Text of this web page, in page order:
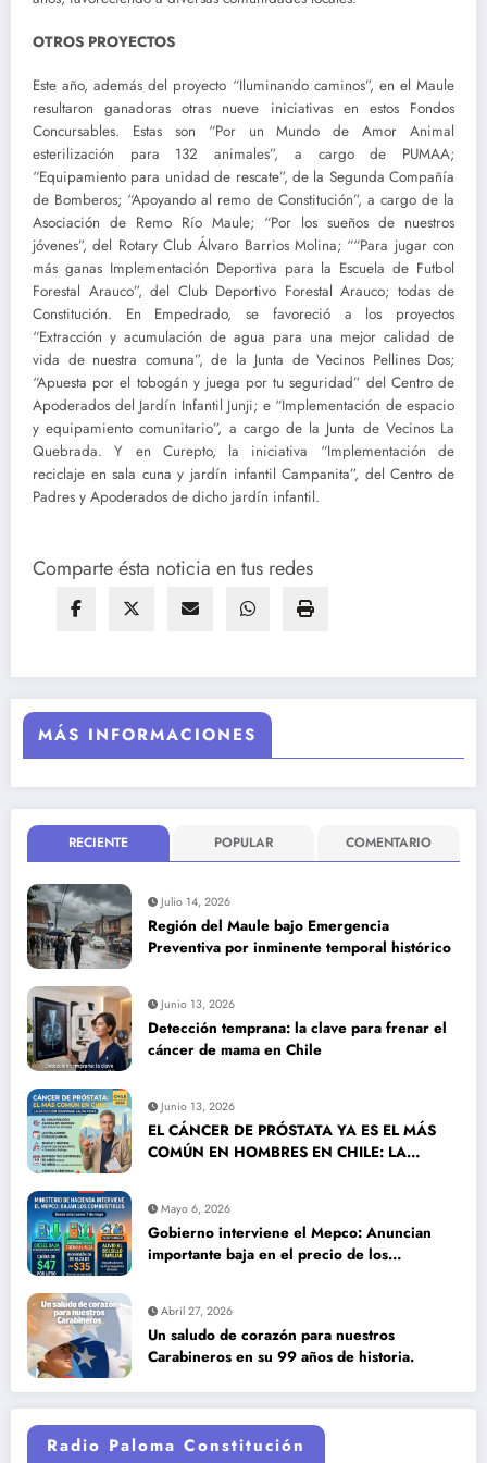
OTROS PROYECTOS
Este año, además del proyecto “Iluminando caminos”, en el Maule
resultaron ganadoras otras nueve iniciativas en estos Fondos
Concursables. Estas son “Por un Mundo de Amor Animal
esterilización para 132 animales”, a cargo de PUMAA;
“Equipamiento para unidad de rescate”, de la Segunda Compañía
de Bomberos; “Apoyando al remo de Constitución”, a cargo de la
Asociación de Remo Río Maule; “Por los sueños de nuestros
jóvenes”, del Rotary Club Álvaro Barrios Molina; ““Para jugar con
más ganas Implementación Deportiva para la Escuela de Futbol
Forestal Arauco”, del Club Deportivo Forestal Arauco; todas de
Constitución. En Empedrado, se favoreció a los proyectos
“Extracción y acumulación de agua para una mejor calidad de
vida de nuestra comuna”, de la Junta de Vecinos Pellines Dos;
“Apuesta por el tobogán y juega por tu seguridad” del Centro de
Apoderados del Jardín Infantil Junji; e “Implementación de espacio
y equipamiento comunitario”, a cargo de la Junta de Vecinos La
Quebrada. Y en Curepto, la iniciativa “Implementación de
reciclaje en sala cuna y jardín infantil Campanita”, del Centro de
Padres y Apoderados de dicho jardín infantil.
Comparte ésta noticia en tus redes
MÁS INFORMACIONES
RECIENTE POPULAR COMENTARIO
Julio 14, 2026
Región del Maule bajo Emergencia
Preventiva por inminente temporal histórico
Junio 13, 2026
Detección temprana: la clave para frenar el
cáncer de mama en Chile
Junio 13, 2026
EL CÁNCER DE PRÓSTATA YA ES EL MÁS
COMÚN EN HOMBRES EN CHILE: LA
Mayo 6, 2026
Gobierno interviene el Mepco: Anuncian
importante baja en el precio de los
Abril 27, 2026
Un saludo de corazón para nuestros
Carabineros en su 99 años de historia.
Radio Paloma Constitución